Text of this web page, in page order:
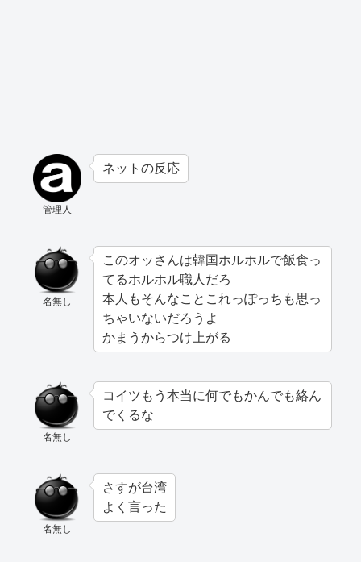
管理人
ネットの反応
名無し
このオッさんは韓国ホルホルで飯食っ
てるホルホル職人だろ
本人もそんなことこれっぽっちも思っ
ちゃいないだろうよ
かまうからつけ上がる
名無し
コイツもう本当に何でもかんでも絡ん
でくるな
名無し
さすが台湾
よく言った